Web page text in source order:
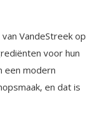
VandeStreek op
voor hun
een modern
en dat is